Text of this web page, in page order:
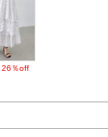
26％off